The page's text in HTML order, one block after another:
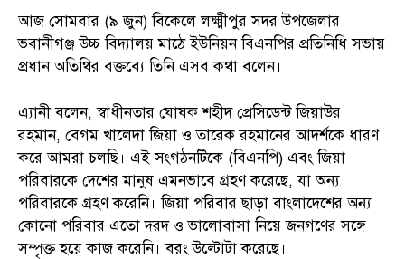
আজ সোমবার (৯ জুন) বিকেলে লক্ষ্মীপুর সদর উপজেলার
ভবানীগঞ্জ উচ্চ বিদ্যালয় মাঠে ইউনিয়ন বিএনপির প্রতিনিধি সভায়
প্রধান অতিথির বক্তব্যে তিনি এসব কথা বলেন।
এ্যানী বলেন, স্বাধীনতার ঘোষক শহীদ প্রেসিডেন্ট জিয়াউর
রহমান, বেগম খালেদা জিয়া ও তারেক রহমানের আদর্শকে ধারণ
করে আমরা চলছি। এই সংগঠনটিকে (বিএনপি) এবং জিয়া
পরিবারকে দেশের মানুষ এমনভাবে গ্রহণ করেছে, যা অন্য
পরিবারকে গ্রহণ করেনি। জিয়া পরিবার ছাড়া বাংলাদেশের অন্য
কোনো পরিবার এতো দরদ ও ভালোবাসা নিয়ে জনগণের সঙ্গে
সম্পৃক্ত হয়ে কাজ করেনি। বরং উল্টোটা করেছে।